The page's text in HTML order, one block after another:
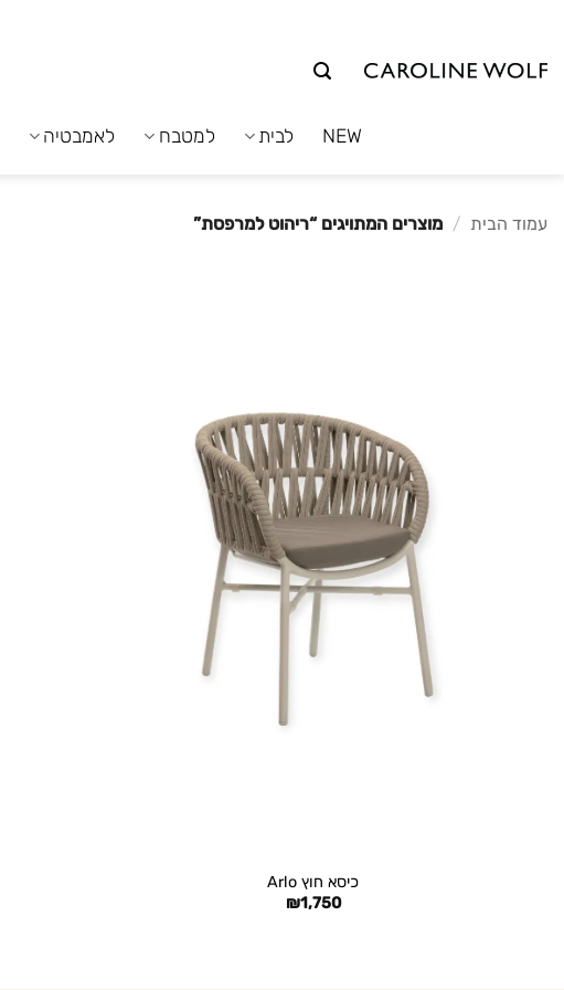
NEW לבית למטבח לאמבטיה
עמוד הבית / מוצרים המתויגים “ריהוט למרפסת”
כיסא חוץ Arlo
₪1,750